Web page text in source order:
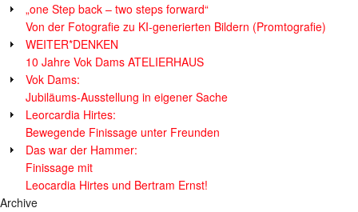
„one Step back – two steps forward“
Von der Fotografie zu KI-generierten Bildern (Promtografie)
WEITER*DENKEN
10 Jahre Vok Dams ATELIERHAUS
Vok Dams:
Jubiläums-Ausstellung in eigener Sache
Leorcardia Hirtes:
Bewegende Finissage unter Freunden
Das war der Hammer:
Finissage mit
Leocardia Hirtes und Bertram Ernst!
Archive